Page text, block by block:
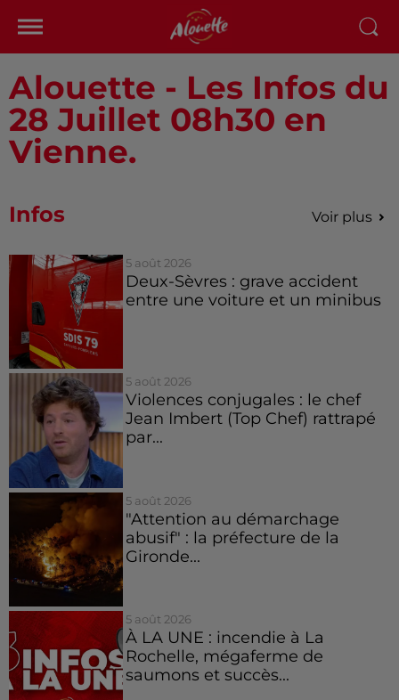
Alouette - Les Infos du
28 Juillet 08h30 en
Vienne.
Infos Voir plus
5 août 2026
Deux-Sèvres : grave accident
entre une voiture et un minibus
5 août 2026
Violences conjugales : le chef
Jean Imbert (Top Chef) rattrapé
par...
5 août 2026
"Attention au démarchage
abusif" : la préfecture de la
Gironde...
5 août 2026
À LA UNE : incendie à La
Rochelle, mégaferme de
saumons et succès...